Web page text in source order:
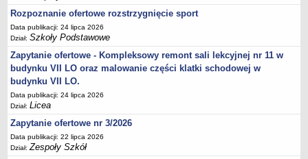
Rozpoznanie ofertowe rozstrzygnięcie sport
Data publikacji: 24 lipca 2026
Dział:Szkoły Podstawowe
Zapytanie ofertowe - Kompleksowy remont sali lekcyjnej nr 11 w
budynku VII LO oraz malowanie części klatki schodowej w
budynku VII LO.
Data publikacji: 24 lipca 2026
Dział:Licea
Zapytanie ofertowe nr 3/2026
Data publikacji: 22 lipca 2026
Dział:Zespoły Szkół